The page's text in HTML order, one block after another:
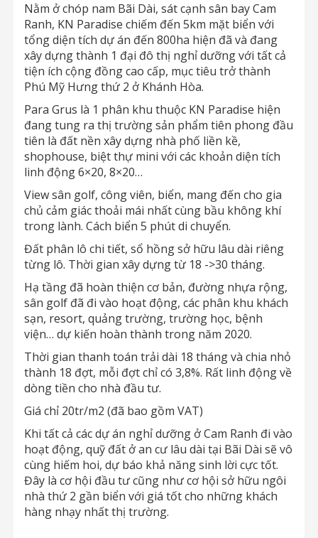
Nằm ở chóp nam Bãi Dài, sát cạnh sân bay Cam
Ranh, KN Paradise chiếm đến 5km mặt biển với
tổng diện tích dự án đến 800ha hiện đã và đang
xây dựng thành 1 đại đô thị nghỉ dưỡng với tất cả
tiện ích cộng đồng cao cấp, mục tiêu trở thành
Phú Mỹ Hưng thứ 2 ở Khánh Hòa.
Para Grus là 1 phân khu thuộc KN Paradise hiện
đang tung ra thị trường sản phẩm tiên phong đầu
tiên là đất nền xây dựng nhà phố liền kề,
shophouse, biệt thự mini với các khoản diện tích
linh động 6×20, 8×20…
View sân golf, công viên, biển, mang đến cho gia
chủ cảm giác thoải mái nhất cùng bầu không khí
trong lành. Cách biển 5 phút di chuyển.
Đất phân lô chi tiết, sổ hồng sở hữu lâu dài riêng
từng lô. Thời gian xây dựng từ 18 ->30 tháng.
Hạ tầng đã hoàn thiện cơ bản, đường nhựa rộng,
sân golf đã đi vào hoạt động, các phân khu khách
sạn, resort, quảng trường, trường học, bệnh
viện… dự kiến hoàn thành trong năm 2020.
Thời gian thanh toán trải dài 18 tháng và chia nhỏ
thành 18 đợt, mỗi đợt chỉ có 3,8%. Rất linh động về
dòng tiền cho nhà đầu tư.
Giá chỉ 20tr/m2 (đã bao gồm VAT)
Khi tất cả các dự án nghỉ dưỡng ở Cam Ranh đi vào
hoạt động, quỹ đất ở an cư lâu dài tại Bãi Dài sẽ vô
cùng hiếm hoi, dự báo khả năng sinh lời cực tốt.
Đây là cơ hội đầu tư cũng như cơ hội sở hữu ngôi
nhà thứ 2 gần biển với giá tốt cho những khách
hàng nhạy nhất thị trường.